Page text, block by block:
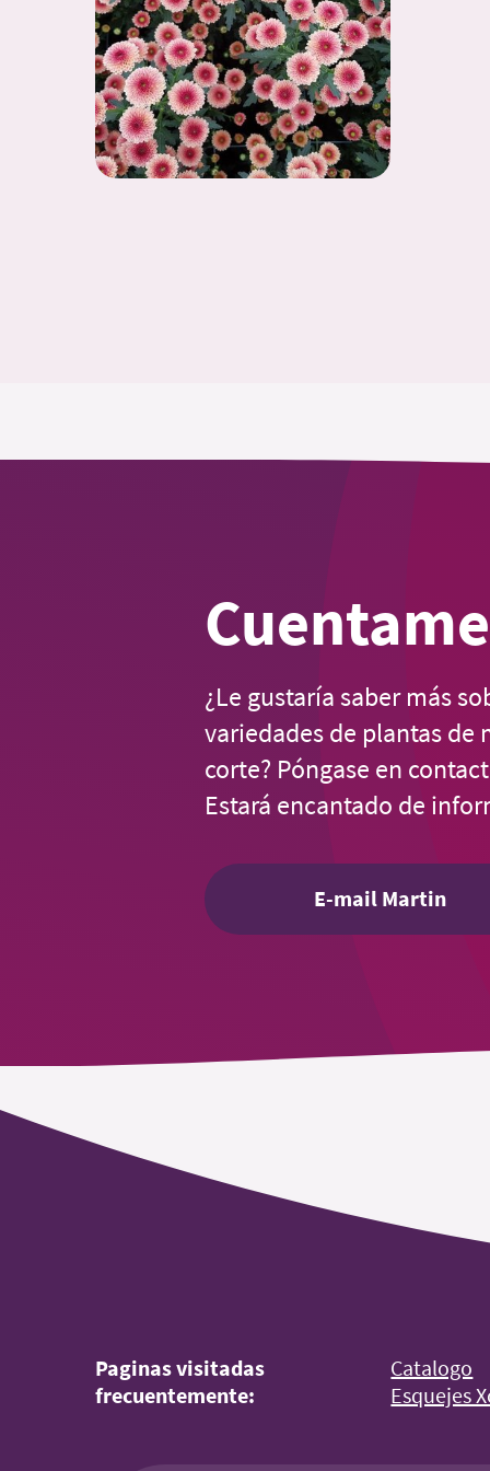
¿Le gustaría saber más
variedades de plantas de
corte? Póngase en
Estará encantado de
E-mail Martin
Paginas visitadas
frecuentemente:
Catalogo
Esquejes